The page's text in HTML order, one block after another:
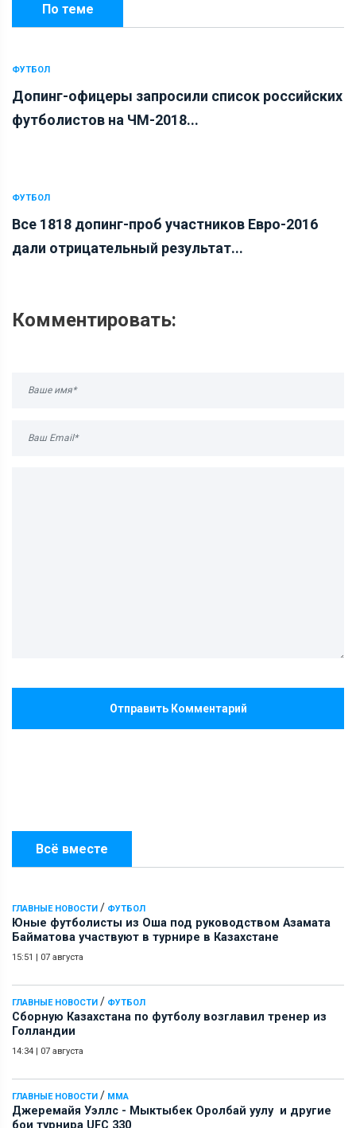
Всё вместе
ГЛАВНЫЕ НОВОСТИ / ФУТБОЛ
Юные футболисты из Оша под руководством Азамата
Байматова участвуют в турнире в Казахстане
15:51 | 07 августа
ГЛАВНЫЕ НОВОСТИ / ФУТБОЛ
Сборную Казахстана по футболу возглавил тренер из
Голландии
14:34 | 07 августа
ГЛАВНЫЕ НОВОСТИ / ММА
Джеремайя Уэллс - Мыктыбек Оролбай уулу и другие
бои турнира UFC 330
По теме
ФУТБОЛ
Допинг-офицеры запросили список российских
футболистов на ЧМ-2018...
ФУТБОЛ
Все 1818 допинг-проб участников Евро-2016
дали отрицательный результат...
Комментировать:
Отправить Комментарий